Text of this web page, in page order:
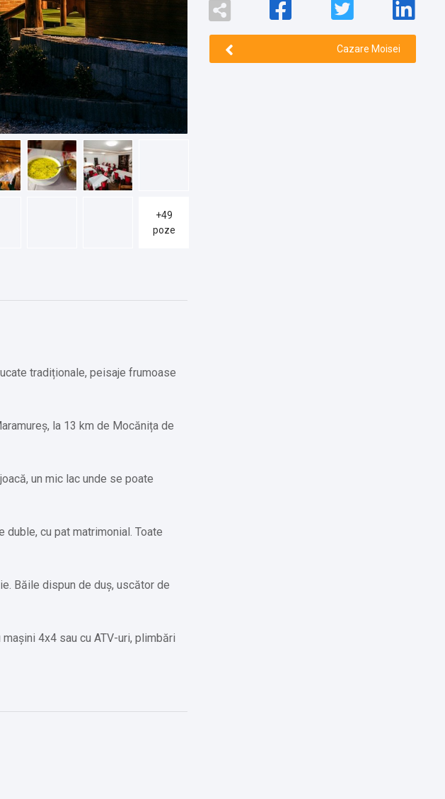
+49
poze
tradiționale, peisaje frumoase
la 13 km de Mocănița de
un mic lac unde se poate
cu pat matrimonial. Toate
Băile dispun de duș, uscător de
4x4 sau cu ATV-uri, plimbări
Cazare Moisei